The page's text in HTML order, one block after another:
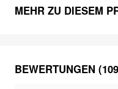
MEHR ZU DIESEM
BEWERTUNGEN